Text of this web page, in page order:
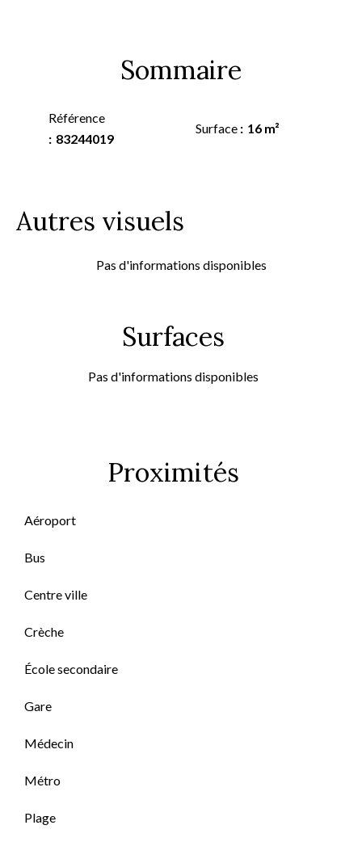
Sommaire
Référence
83244019
Surface 16 m²
Autres visuels
Pas d'informations disponibles
Surfaces
Pas d'informations disponibles
Proximités
Aéroport
Bus
Centre ville
Crèche
École secondaire
Gare
Médecin
Métro
Plage